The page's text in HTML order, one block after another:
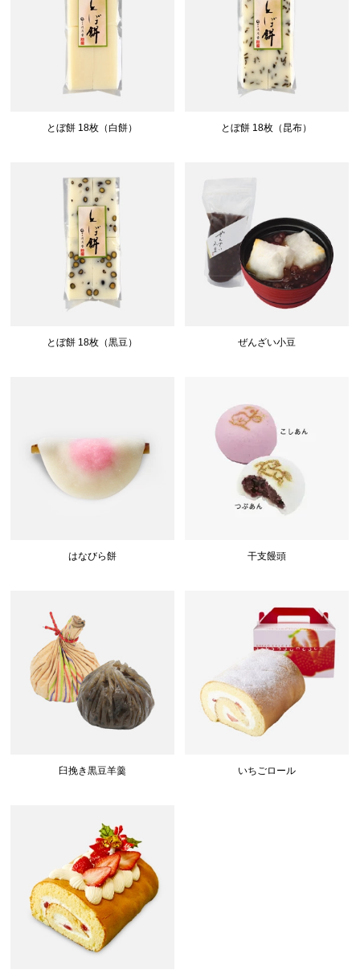
とぼ餅 18枚（白餅） とぼ餅 18枚（昆布）
とぼ餅 18枚（黒豆） ぜんざい小豆
はなびら餅 干支饅頭
臼挽き黒豆羊羹 いちごロール